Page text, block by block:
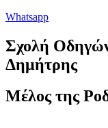
Whatsapp
Σχολή
Δημήτρης
Μέλος της